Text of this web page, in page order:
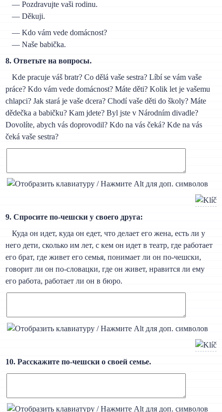
— Pozdravujte vaši rodinu.
— Děkuji.
— Kdo vám vede domácnost?
— Naše babička.
8. Ответьте на вопросы.
Kde pracuje váš bratr? Co dělá vaše sestra? Líbí se vám vaše
práce? Kdo vám vede domácnost? Máte děti? Kolik let je vašemu
chlapci? Jak stará je vaše dcera? Chodí vaše děti do školy? Máte
dědečka a babičku? Kam jdete? Byl jste v Národním divadle?
Dovolíte, abych vás doprovodil? Kdo na vás čeká? Kde na vás
čeká vaše sestra?
9. Спросите по-чешски у своего друга:
Куда он идет, куда он едет, что делает его жена, есть ли у
него дети, сколько им лет, с кем он идет в театр, где работает
его брат, где живет его семья, понимает ли он по-чешски,
говорит ли он по-словацки, где он живет, нравится ли ему
его работа, работает ли он в бюро.
10. Расскажите по-чешски о своей семье.